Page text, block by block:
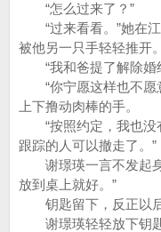
“怎么过来了？”
“过来看看。”她在江
被他另一只手轻轻推开。
“我和爸提了解除婚
“你宁愿这样也不愿
上下撸动肉棒的手。
“按照约定，我也没
跟踪的人可以撤走了。”
谢璟瑛一言不发起身
放到桌上就好。”
钥匙留下，反正以后
谢璟瑛轻轻放下钥匙